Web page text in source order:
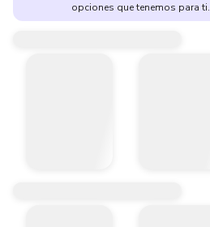
opciones que tenemos para ti.